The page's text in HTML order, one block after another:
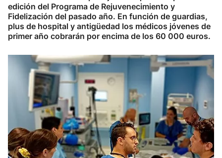
edición del Programa de Rejuvenecimiento y
Fidelización del pasado año. En función de guardias,
plus de hospital y antigüedad los médicos jóvenes de
primer año cobrarán por encima de los 60 000 euros.